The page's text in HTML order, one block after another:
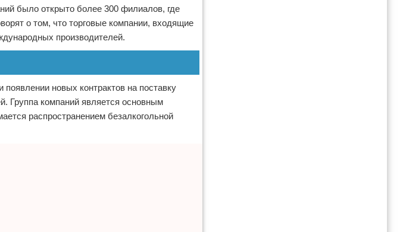
было открыто более 300 филиалов, где
о том, что торговые компании, входящие
производителей.
новых контрактов на поставку
Группа компаний является основным
распространением безалкогольной